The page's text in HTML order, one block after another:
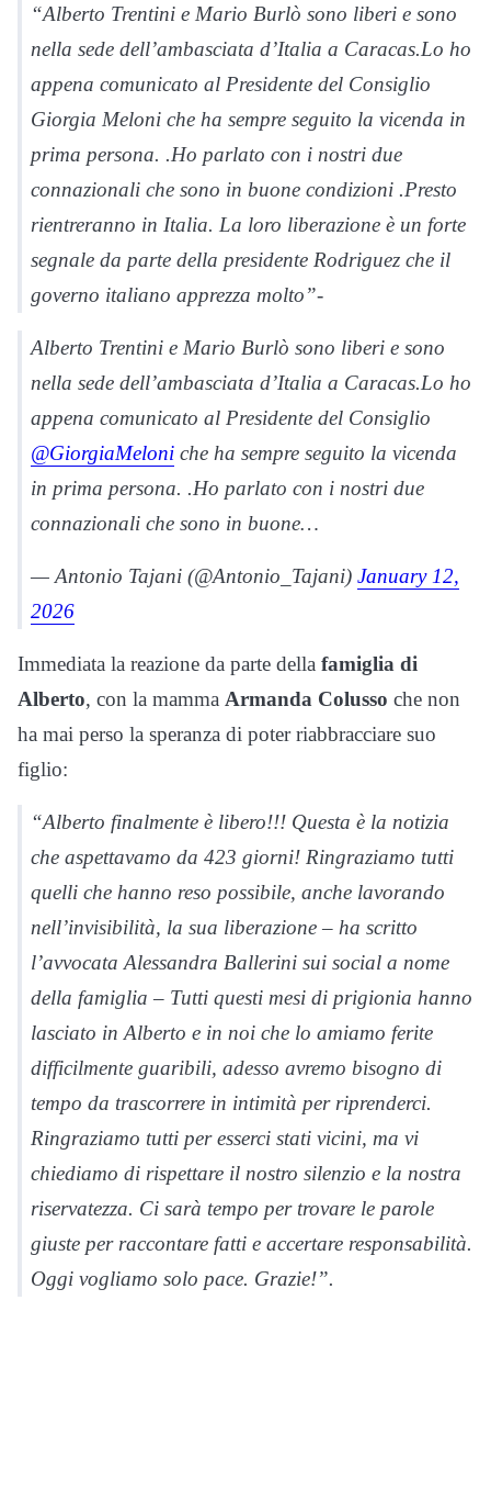
“Alberto Trentini e Mario Burlò sono liberi e sono
nella sede dell’ambasciata d’Italia a Caracas.Lo ho
appena comunicato al Presidente del Consiglio
Giorgia Meloni che ha sempre seguito la vicenda in
prima persona. .Ho parlato con i nostri due
connazionali che sono in buone condizioni .Presto
rientreranno in Italia. La loro liberazione è un forte
segnale da parte della presidente Rodriguez che il
governo italiano apprezza molto”-
Alberto Trentini e Mario Burlò sono liberi e sono
nella sede dell’ambasciata d’Italia a Caracas.Lo ho
appena comunicato al Presidente del Consiglio
@GiorgiaMeloni che ha sempre seguito la vicenda
in prima persona. .Ho parlato con i nostri due
connazionali che sono in buone…
— Antonio Tajani (@Antonio_Tajani) January 12,
2026
Immediata la reazione da parte della famiglia di
Alberto, con la mamma Armanda Colusso che non
ha mai perso la speranza di poter riabbracciare suo
figlio:
“Alberto finalmente è libero!!! Questa è la notizia
che aspettavamo da 423 giorni! Ringraziamo tutti
quelli che hanno reso possibile, anche lavorando
nell’invisibilità, la sua liberazione – ha scritto
l’avvocata Alessandra Ballerini sui social a nome
della famiglia – Tutti questi mesi di prigionia hanno
lasciato in Alberto e in noi che lo amiamo ferite
difficilmente guaribili, adesso avremo bisogno di
tempo da trascorrere in intimità per riprenderci.
Ringraziamo tutti per esserci stati vicini, ma vi
chiediamo di rispettare il nostro silenzio e la nostra
riservatezza. Ci sarà tempo per trovare le parole
giuste per raccontare fatti e accertare responsabilità.
Oggi vogliamo solo pace. Grazie!”.